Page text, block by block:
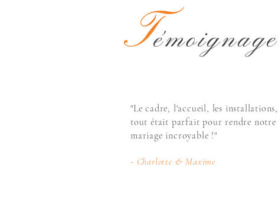
Témoignage
"Le cadre, l'accueil, les installations,
tout était parfait pour rendre notre
mariage incroyable !"
- Charlotte & Maxime